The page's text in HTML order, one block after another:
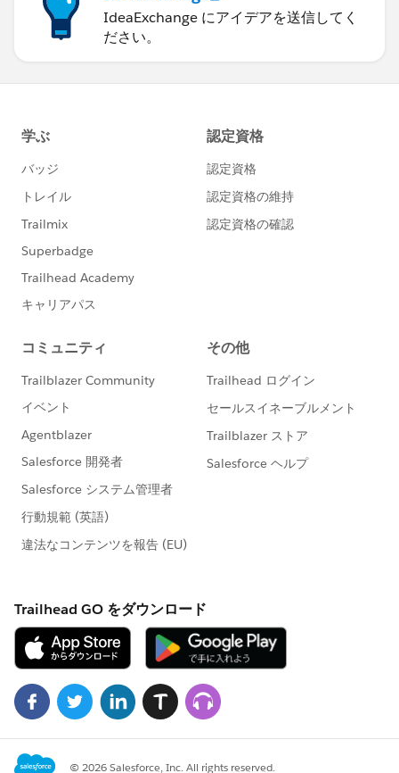
IdeaExchange にアイデアを送信してく
ださい。